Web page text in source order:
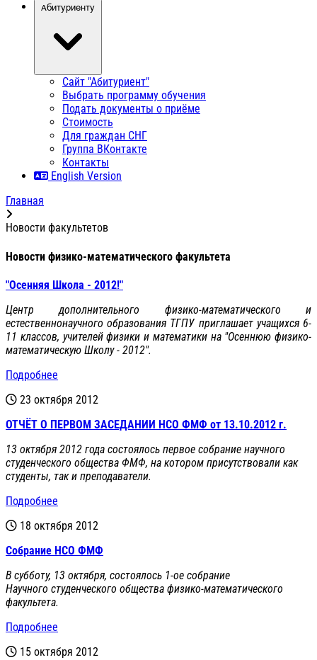
Абитуриенту
Сайт "Абитуриент"
Выбрать программу обучения
Подать документы о приёме
Стоимость
Для граждан СНГ
Группа ВКонтакте
Контакты
English Version
Главная
Новости факультетов
Новости физико-математического факультета
"Осенняя Школа - 2012!"
Центр дополнительного физико-математического и
естественнонаучного образования ТГПУ приглашает учащихся 6-
11 классов, учителей физики и математики на "Осеннюю физико-
математическую Школу - 2012".
Подробнее
23 октября 2012
ОТЧЁТ О ПЕРВОМ ЗАСЕДАНИИ НСО ФМФ от 13.10.2012 г.
13 октября 2012 года состоялось первое собрание научного
студенческого общества ФМФ, на котором присутствовали как
студенты, так и преподаватели.
Подробнее
18 октября 2012
Собрание НСО ФМФ
В субботу, 13 октября, состоялось 1-ое собрание
Научного студенческого общества физико-математического
факультета.
Подробнее
15 октября 2012